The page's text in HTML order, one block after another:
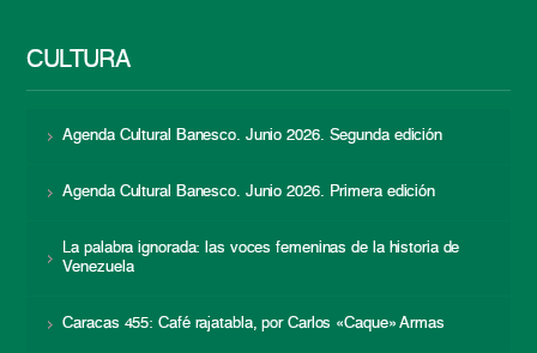
CULTURA
Agenda Cultural Banesco. Junio 2026. Segunda edición
Agenda Cultural Banesco. Junio 2026. Primera edición
La palabra ignorada: las voces femeninas de la historia de
Venezuela
Caracas 455: Café rajatabla, por Carlos «Caque» Armas